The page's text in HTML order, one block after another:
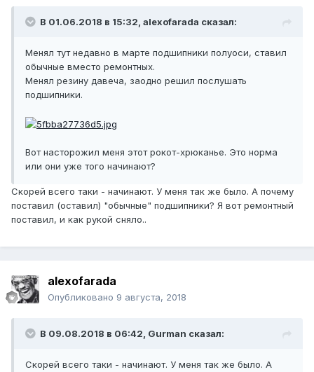
В 01.06.2018 в 15:32, alexofarada сказал:
Менял тут недавно в марте подшипники полуоси, ставил
обычные вместо ремонтных.
Менял резину давеча, заодно решил послушать
подшипники.
Вот насторожил меня этот рокот-хрюканье. Это норма
или они уже того начинают?
Скорей всего таки - начинают. У меня так же было. А почему
поставил (оставил) "обычные" подшипники? Я вот ремонтный
поставил, и как рукой сняло..
alexofarada
Опубликовано 9 августа, 2018
В 09.08.2018 в 06:42, Gurman сказал:
Скорей всего таки - начинают. У меня так же было. А